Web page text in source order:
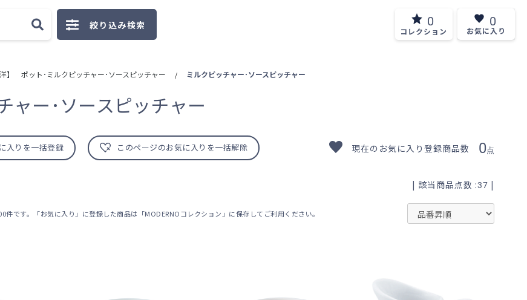
絞り込み検索 0
コレクション
0
お気に入り
洋】 ポット･ミルクピッチャー･ソースピッチャー / ミルクピッチャー･ソースピッチャー
ャー･ソースピッチャー
入りを一括登録 このページのお気に入りを一括解除 現在のお気に入り登録商品数 0 点
| 該当商品点数 :37 |
件です。「お気に入り」に登録した商品は「MODERNOコレクション」に保存してご利用ください。